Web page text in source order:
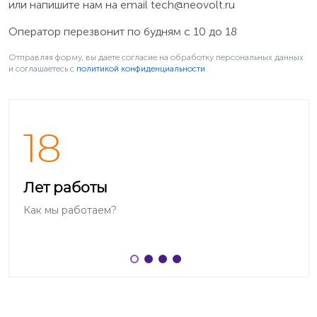
Если Android не работает или телефон не загружается,
то подключите зарядное устройство к телефону и
отпустите кнопку. На некоторых телефонах HTC
или напишите нам на email tech@neovolt.ru
Оператор перезвонит по будням с 10 до 18
Отправляя форму, вы даете согласие на обработку персональных данных
и соглашаетесь c политикой конфиденциальности
18
Лет работы
Как мы работаем?